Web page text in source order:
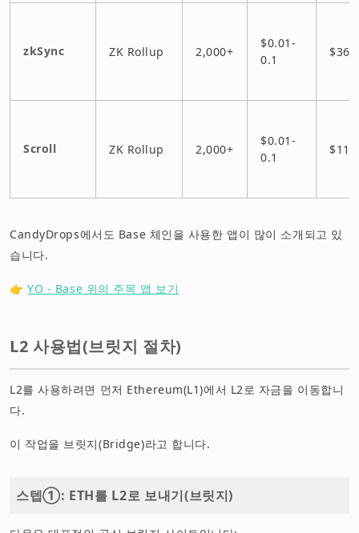
zkSync ZK Rollup 2,000+
$0.01-
0.1
Scroll ZK Rollup 2,000+
$0.01-
0.1
CandyDrops에서도 Base 체인을 사용한 앱이 많이 소개되고 있
습니다.
👉YO - Base 위의 주목 앱 보기
L2 사용법(브릿지 절차)
L2를 사용하려면 먼저 Ethereum(L1)에서 L2로 자금을 이동합니
다.
이 작업을 브릿지(Bridge)라고 합니다.
스텝①: ETH를 L2로 보내기(브릿지)